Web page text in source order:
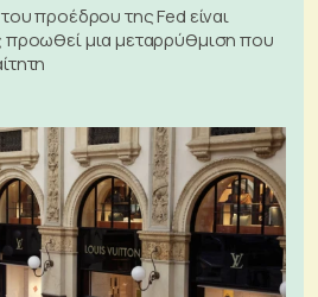
προέδρου της Fed είναι
προωθεί μια μεταρρύθμιση που